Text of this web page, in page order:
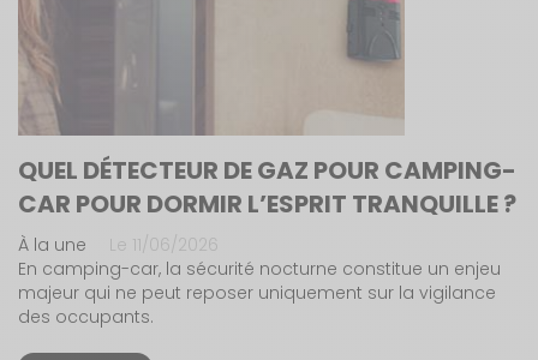
QUEL DÉTECTEUR DE GAZ POUR CAMPING-
CAR POUR DORMIR L’ESPRIT TRANQUILLE ?
À la une
Le 11/06/2026
En camping-car, la sécurité nocturne constitue un enjeu
majeur qui ne peut reposer uniquement sur la vigilance
des occupants.